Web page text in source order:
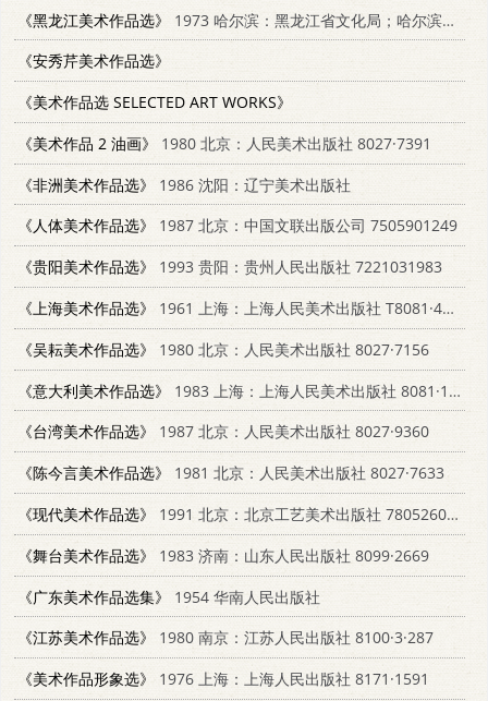
《黑龙江美术作品选》
1973 哈尔滨：黑龙江省文化局；哈尔滨：黑龙江人民出版社 8093·176
《安秀芹美术作品选》
《美术作品选 SELECTED ART WORKS》
《美术作品 2 油画》
1980 北京：人民美术出版社 8027·7391
《非洲美术作品选》
1986 沈阳：辽宁美术出版社
《人体美术作品选》
1987 北京：中国文联出版公司 7505901249
《贵阳美术作品选》
1993 贵阳：贵州人民出版社 7221031983
《上海美术作品选》
1961 上海：上海人民美术出版社 T8081·4977
《吴耘美术作品选》
1980 北京：人民美术出版社 8027·7156
《意大利美术作品选》
1983 上海：上海人民美术出版社 8081·13615
《台湾美术作品选》
1987 北京：人民美术出版社 8027·9360
《陈今言美术作品选》
1981 北京：人民美术出版社 8027·7633
《现代美术作品选》
1991 北京：北京工艺美术出版社 780526063X
《舞台美术作品选》
1983 济南：山东人民出版社 8099·2669
《广东美术作品选集》
1954 华南人民出版社
《江苏美术作品选》
1980 南京：江苏人民出版社 8100·3·287
《美术作品形象选》
1976 上海：上海人民出版社 8171·1591